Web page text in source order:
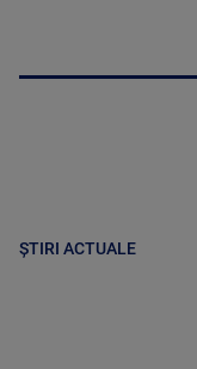
ȘTIRI ACTUALE